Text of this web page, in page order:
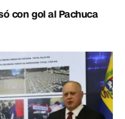
con gol al Pachuca